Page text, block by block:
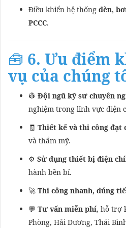
Điều khiển hệ thống đèn,
PCCC.
🧰 6. Ưu điểm
vụ của chúng
👷 Đội ngũ kỹ sư chuyên
nghiệm trong lĩnh vực điện
🧾 Thiết kế và thi công đạt
và thẩm mỹ.
⚙️ Sử dụng thiết bị điện
hành bền bỉ.
🚀 Thi công nhanh, đúng
💬 Tư vấn miễn phí, hỗ trợ
Phòng, Hải Dương, Thái